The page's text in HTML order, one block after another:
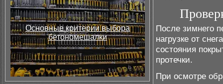
Основные критерии выбора
бетономешалки
После зимнего
нагрузке от
состояния
протечки.
При осмотре